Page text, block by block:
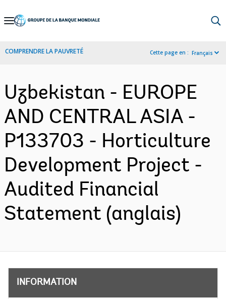
Skip
Navigation
COMPRENDRE LA PAUVRETÉ Cette page en : Français
Uzbekistan - EUROPE
AND CENTRAL ASIA -
P133703 - Horticulture
Development Project -
Audited Financial
Statement (anglais)
INFORMATION